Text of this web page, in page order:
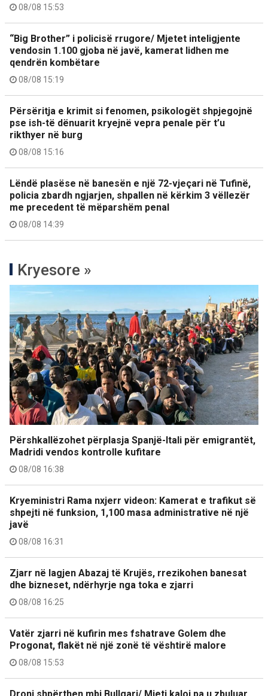
08/08 15:53
“Big Brother” i policisë rrugore/ Mjetet inteligjente
vendosin 1.100 gjoba në javë, kamerat lidhen me
qendrën kombëtare
08/08 15:19
Përsëritja e krimit si fenomen, psikologët shpjegojnë
pse ish-të dënuarit kryejnë vepra penale për t’u
rikthyer në burg
08/08 15:16
Lëndë plasëse në banesën e një 72-vjeçari në Tufinë,
policia zbardh ngjarjen, shpallen në kërkim 3 vëllezër
me precedent të mëparshëm penal
08/08 14:39
Kryesore »
Përshkallëzohet përplasja Spanjë-Itali për emigrantët,
Madridi vendos kontrolle kufitare
08/08 16:38
Kryeministri Rama nxjerr videon: Kamerat e trafikut së
shpejti në funksion, 1,100 masa administrative në një
javë
08/08 16:31
Zjarr në lagjen Abazaj të Krujës, rrezikohen banesat
dhe bizneset, ndërhyrje nga toka e zjarri
08/08 16:25
Vatër zjarri në kufirin mes fshatrave Golem dhe
Progonat, flakët në një zonë të vështirë malore
08/08 15:53